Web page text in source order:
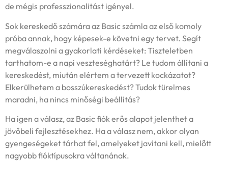
de mégis professzionalitást igényel.
Sok kereskedő számára az Basic számla az első komoly
próba annak, hogy képesek-e követni egy tervet. Segít
megválaszolni a gyakorlati kérdéseket: Tiszteletben
tarthatom-e a napi veszteséghatárt? Le tudom állítani a
kereskedést, miután elértem a tervezett kockázatot?
Elkerülhetem a bosszúkereskedést? Tudok türelmes
maradni, ha nincs minőségi beállítás?
Ha igen a válasz, az Basic fiók erős alapot jelenthet a
jövőbeli fejlesztésekhez. Ha a válasz nem, akkor olyan
gyengeségeket tárhat fel, amelyeket javítani kell, mielőtt
nagyobb fióktípusokra váltanának.